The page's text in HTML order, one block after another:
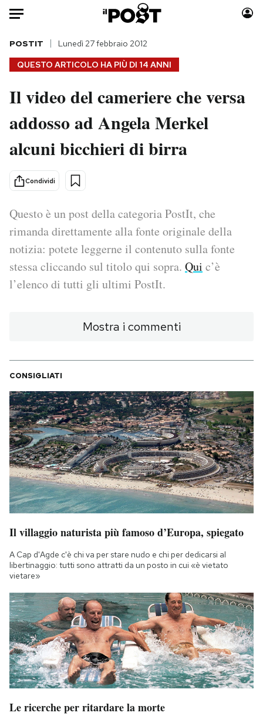
Auto
HOME
Italia
Politica
Tecnologia
Scienza
Economia
Sport
Moda
Consumismi
Storie/Idee
Altrecose
Mondiali calcio 2026
PODCAST
NEWSLETTER
I MIEI PREFERITI
SHOP
CALENDARIO
AREA PERSONALE
Area Personale
Notifiche mobile
Regala il Post
Hai bisogno di aiuto?
Esci
QUESTO ARTICOLO HA PIÙ DI 14 ANNI
POSTIT Lunedì 27 febbraio 2012
Il video del cameriere che versa
addosso ad Angela Merkel
alcuni bicchieri di birra
Condividi
Questo è un post della categoria PostIt, che
rimanda direttamente alla fonte originale della
notizia: potete leggerne il contenuto sulla fonte
stessa cliccando sul titolo qui sopra. Qui c’è
l’elenco di tutti gli ultimi PostIt.
Mostra i commenti
CONSIGLIATI
Il villaggio naturista più famoso d’Europa, spiegato
A Cap d'Agde c'è chi va per stare nudo e chi per dedicarsi al
libertinaggio: tutti sono attratti da un posto in cui «è vietato
vietare»
Le ricerche per ritardare la morte